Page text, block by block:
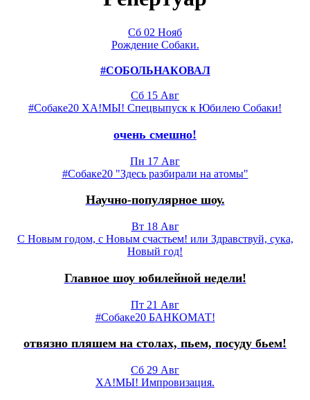
Сб 02 Нояб
Рождение Собаки.
#СОБОЛЬНАКОВАЛ
Сб 15 Авг
#Собаке20 ХА!МЫ! Спецвыпуск к Юбилею Собаки!
очень смешно!
Пн 17 Авг
#Собаке20 "Здесь разбирали на атомы"
Научно-популярное шоу.
Вт 18 Авг
С Новым годом, с Новым счастьем! или Здравствуй, сука,
Новый год!
Главное шоу юбилейной недели!
Пт 21 Авг
#Собаке20 БАНКОМАТ!
отвязно пляшем на столах, пьем, посуду бьем!
Сб 29 Авг
ХА!МЫ! Импровизация.